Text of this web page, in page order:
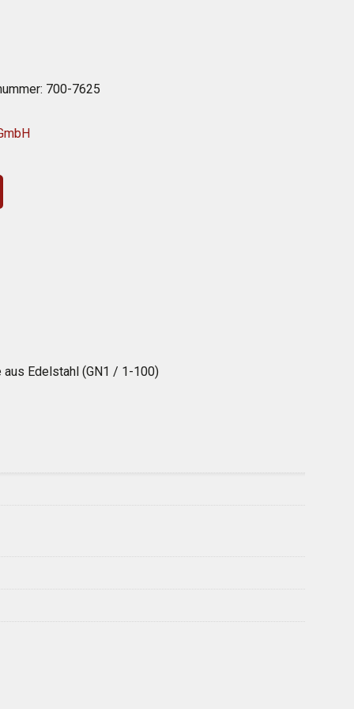
700-7625
Edelstahl (GN1 / 1-100)